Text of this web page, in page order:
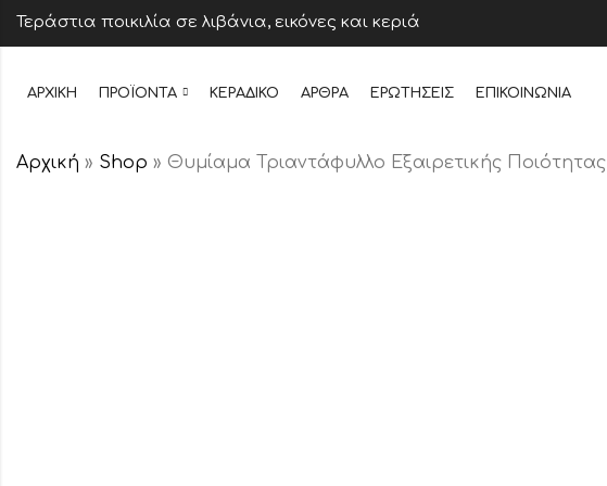
Τεράστια ποικιλία σε λιβάνια, εικόνες και κεριά
ΑΡΧΙΚΉ ΠΡΟΪΌΝΤΑ ΚΕΡΆΔΙΚΟ ΆΡΘΡΑ ΕΡΩΤΉΣΕΙΣ ΕΠΙΚΟΙΝΩΝΊΑ
Αρχική » Shop » Θυμίαμα Τριαντάφυλλο Εξαιρετικής Ποιότητας